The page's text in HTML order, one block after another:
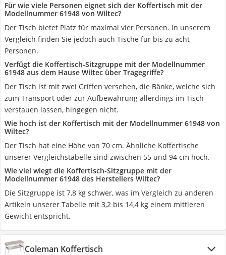
Für wie viele Personen eignet sich der Koffertisch mit der
Modellnummer 61948 von Wiltec?
Der Tisch bietet Platz für maximal vier Personen. In unserem
Vergleich finden Sie jedoch auch Tische für bis zu acht
Personen.
Verfügt die Koffertisch-Sitzgruppe mit der Modellnummer
61948 aus dem Hause Wiltec über Tragegriffe?
Der Tisch ist mit zwei Griffen versehen, die Bänke, welche sich
zum Transport oder zur Aufbewahrung allerdings im Tisch
verstauen lassen, hingegen nicht.
Wie hoch ist der Koffertisch mit der Modellnummer 61948 von
Wiltec?
Der Tisch hat eine Höhe von 70 cm. Ähnliche Koffertische
unserer Vergleichstabelle sind zwischen 55 und 94 cm hoch.
Wie viel wiegt die Koffertisch-Sitzgruppe mit der
Modellnummer 61948 des Herstellers Wiltec?
Die Sitzgruppe ist 7,8 kg schwer, was im Vergleich zu anderen
Artikeln unserer Tabelle mit 3,2 bis 14,4 kg einem mittleren
Gewicht entspricht.
Coleman Koffertisch